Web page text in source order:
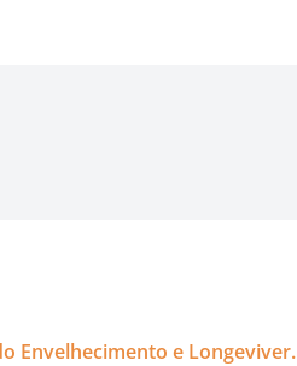
Envelhecimento e Longeviver.